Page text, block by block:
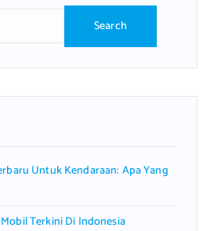
Untuk Kendaraan: Apa Yang
Terkini Di Indonesia